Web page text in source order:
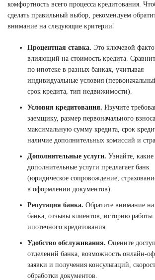
комфортность всего процесса кредитования.
сделать правильный выбор, рекомендуем
внимание на следующие критерии⁚
Процентная ставка. Это ключевой
влияющий на стоимость кредита.
по ипотеке в разных банках, учитывая
индивидуальные условия
срок кредита, тип недвижимости).
Условия кредитования. Изучите
заемщику, размер первоначального
максимальную сумму кредита, срок
наличие дополнительных комиссий и
Дополнительные услуги. Узнайте, какие
дополнительные услуги предлагает банк
(юридическое сопровождение,
в оформлении документов).
Репутация банка. Обратите внимание
банка, отзывы клиентов, историю работы
ипотечного кредитования.
Удобство обслуживания. Оцените
отделений банка, возможность онлайн-
заявки и получения консультаций,
обработки документов.